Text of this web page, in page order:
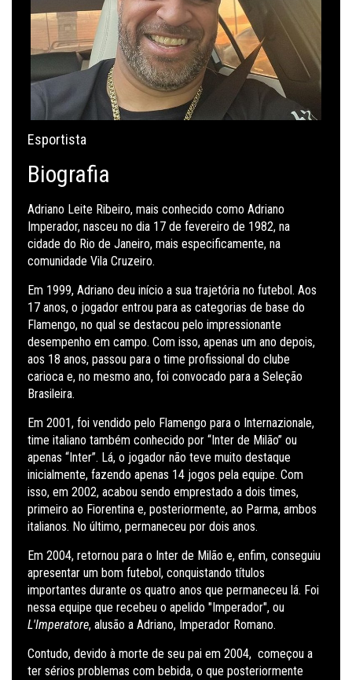
Esportista
Biografia
Adriano Leite Ribeiro, mais conhecido como Adriano
Imperador, nasceu no dia 17 de fevereiro de 1982, na
cidade do Rio de Janeiro, mais especificamente, na
comunidade Vila Cruzeiro.
Em 1999, Adriano deu início a sua trajetória no futebol. Aos
17 anos, o jogador entrou para as categorias de base do
Flamengo, no qual se destacou pelo impressionante
desempenho em campo. Com isso, apenas um ano depois,
aos 18 anos, passou para o time profissional do clube
carioca e, no mesmo ano, foi convocado para a Seleção
Brasileira.
Em 2001, foi vendido pelo Flamengo para o Internazionale,
time italiano também conhecido por “Inter de Milão” ou
apenas “Inter”. Lá, o jogador não teve muito destaque
inicialmente, fazendo apenas 14 jogos pela equipe. Com
isso, em 2002, acabou sendo emprestado a dois times,
primeiro ao Fiorentina e, posteriormente, ao Parma, ambos
italianos. No último, permaneceu por dois anos.
Em 2004, retornou para o Inter de Milão e, enfim, conseguiu
apresentar um bom futebol, conquistando títulos
importantes durante os quatro anos que permaneceu lá. Foi
nessa equipe que recebeu o apelido "Imperador", ou
L'Imperatore, alusão a Adriano, Imperador Romano.
Contudo, devido à morte de seu pai em 2004, começou a
ter sérios problemas com bebida, o que posteriormente